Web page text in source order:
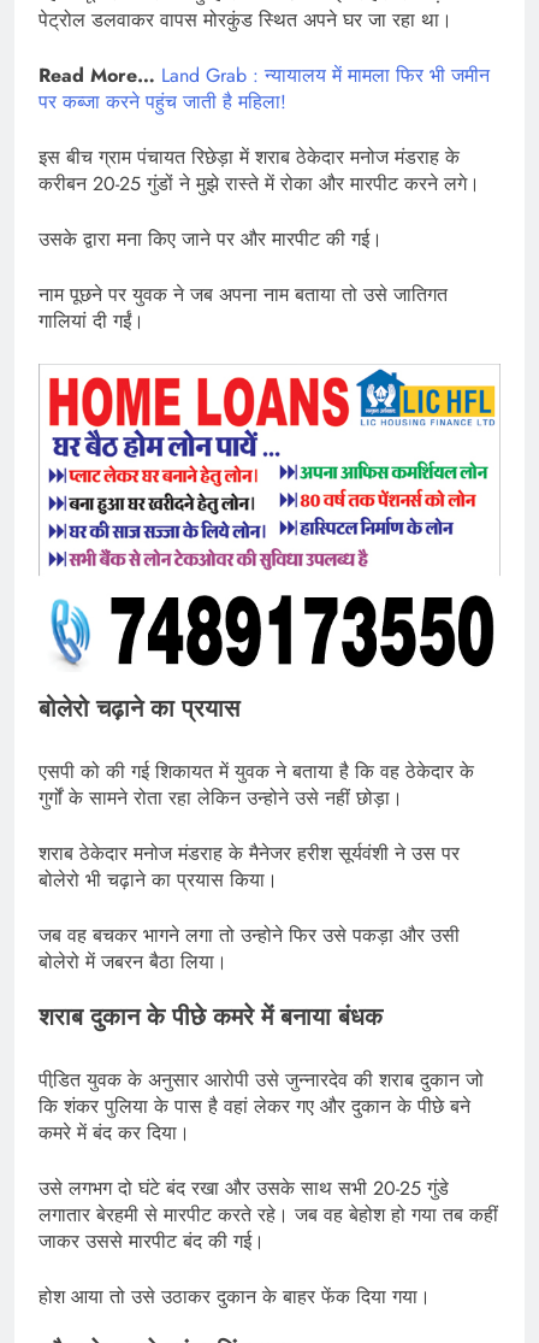
पेट्रोल डलवाकर वापस मोरकुंड स्थित अपने घर जा रहा था।
Read More… Land Grab : न्यायालय में मामला फिर भी जमीन
पर कब्जा करने पहुंच जाती है महिला!
इस बीच ग्राम पंचायत रिछेड़ा में शराब ठेकेदार मनोज मंडराह के
करीबन 20-25 गुंडों ने मुझे रास्ते में रोका और मारपीट करने लगे।
उसके द्वारा मना किए जाने पर और मारपीट की गई।
नाम पूछने पर युवक ने जब अपना नाम बताया तो उसे जातिगत
गालियां दी गईं।
बोलेरो चढ़ाने का प्रयास
एसपी को की गई शिकायत में युवक ने बताया है कि वह ठेकेदार के
गुर्गों के सामने रोता रहा लेकिन उन्होने उसे नहीं छोड़ा।
शराब ठेकेदार मनोज मंडराह के मैनेजर हरीश सूर्यवंशी ने उस पर
बोलेरो भी चढ़ाने का प्रयास किया।
जब वह बचकर भागने लगा तो उन्होने फिर उसे पकड़ा और उसी
बोलेरो में जबरन बैठा लिया।
शराब दुकान के पीछे कमरे में बनाया बंधक
पीडि़त युवक के अनुसार आरोपी उसे जुन्नारदेव की शराब दुकान जो
कि शंकर पुलिया के पास है वहां लेकर गए और दुकान के पीछे बने
कमरे में बंद कर दिया।
उसे लगभग दो घंटे बंद रखा और उसके साथ सभी 20-25 गुंडे
लगातार बेरहमी से मारपीट करते रहे। जब वह बेहोश हो गया तब कहीं
जाकर उससे मारपीट बंद की गई।
होश आया तो उसे उठाकर दुकान के बाहर फेंक दिया गया।